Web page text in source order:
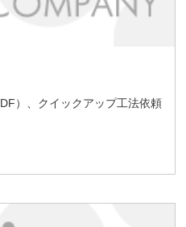
）、クイックアップ工法依頼